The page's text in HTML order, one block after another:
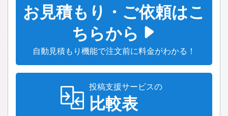
お見積もり・ご依頼はこ
ちらから
自動見積もり機能で注文前に料金がわかる！
投稿支援サービスの
比較表